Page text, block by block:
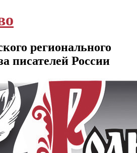
регионального
писателей России